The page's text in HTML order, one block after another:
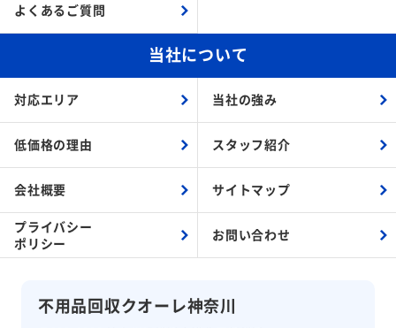
不用品回収クオーレ神奈川
よくあるご質問
当社について
対応エリア 当社の強み
低価格の理由 スタッフ紹介
会社概要 サイトマップ
プライバシー
ポリシー
お問い合わせ